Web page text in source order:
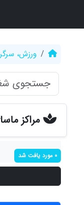
ورزش،
مراکز
0 مورد یافت شد